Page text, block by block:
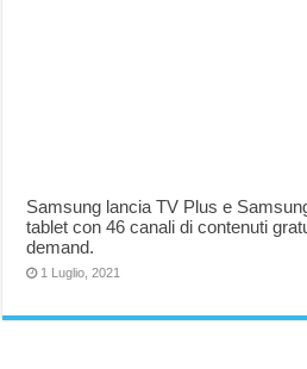
Samsung lancia TV Plus e
tablet con 46 canali di contenuti
demand.
1 Luglio, 2021